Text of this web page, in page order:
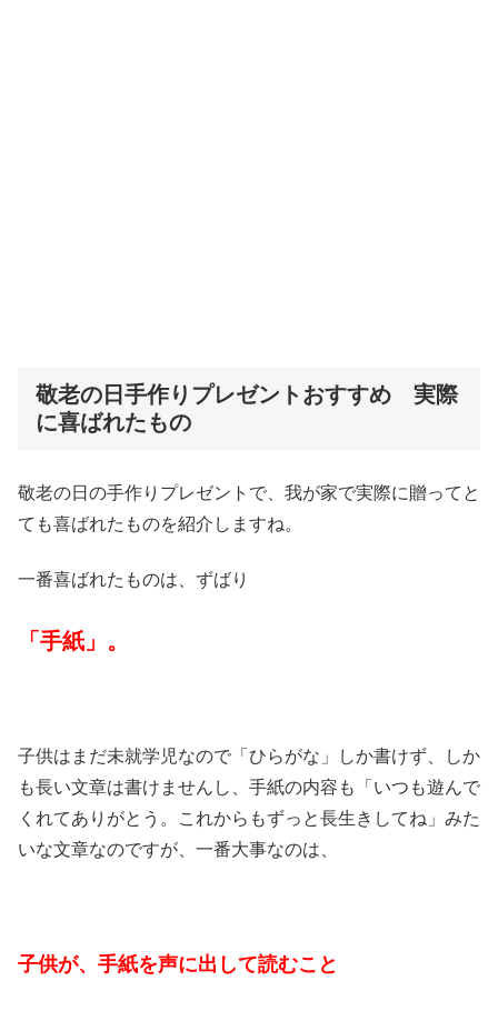
敬老の日手作りプレゼントおすすめ 実際
に喜ばれたもの
敬老の日の手作りプレゼントで、我が家で実際に贈ってと
ても喜ばれたものを紹介しますね。
一番喜ばれたものは、ずばり
「手紙」。
子供はまだ未就学児なので「ひらがな」しか書けず、しか
も長い文章は書けませんし、手紙の内容も「いつも遊んで
くれてありがとう。これからもずっと長生きしてね」みた
いな文章なのですが、一番大事なのは、
子供が、手紙を声に出して読むこと